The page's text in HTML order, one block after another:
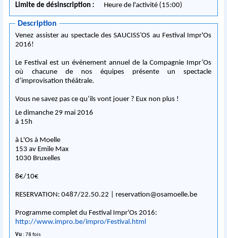
Limite de désinscription :
Heure de l'activité (15:00)
Description
Venez assister au spectacle des SAUCISS’OS au Festival Impr'Os
2016!
Le Festival est un évènement annuel de la Compagnie Impr’Os
où chacune de nos équipes présente un spectacle
d’improvisation théâtrale.
Vous ne savez pas ce qu’ils vont jouer ? Eux non plus !
Le dimanche 29 mai 2016
à 15h
à L'Os à Moelle
153 av Emile Max
1030 Bruxelles
8€/10€
RESERVATION: 0487/22.50.22 | reservation@osamoelle.be
Programme complet du Festival Impr'Os 2016:
http://www.impro.be/impro/Festival.html
Vu : 78 fois